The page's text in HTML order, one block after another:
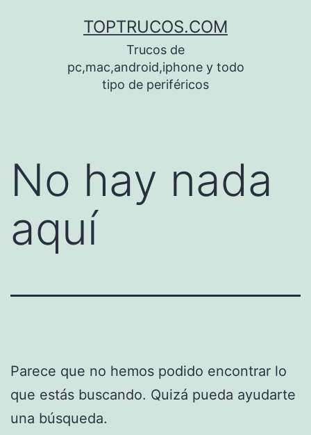
TOPTRUCOS.COM
Trucos de
pc,mac,android,iphone y todo
tipo de periféricos
No hay nada
aquí
Parece que no hemos podido encontrar lo
que estás buscando. Quizá pueda ayudarte
una búsqueda.